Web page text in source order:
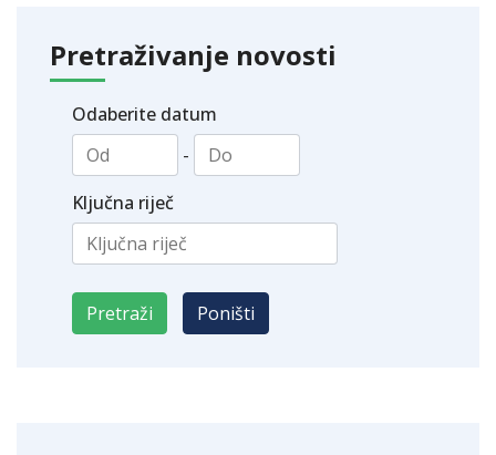
Pretraživanje novosti
Odaberite datum
-
Ključna riječ